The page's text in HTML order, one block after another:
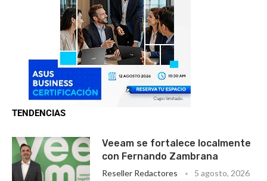
TENDENCIAS
Veeam se fortalece localmente
con Fernando Zambrana
Reseller Redactores 5 agosto, 2026